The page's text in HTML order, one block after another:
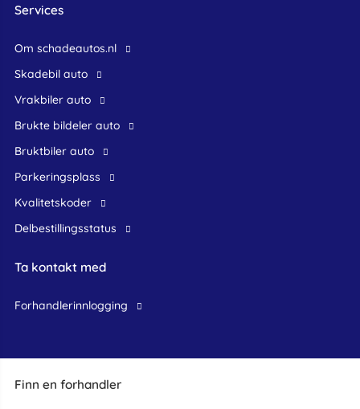
Finn en forhandler
Services
Om schadeautos.nl
skadebil auto
Vrakbiler auto
Brukte bildeler auto
bruktbiler auto
Parkeringsplass
Kvalitetskoder
Delbestillingsstatus
Ta kontakt med
forhandlerinnlogging